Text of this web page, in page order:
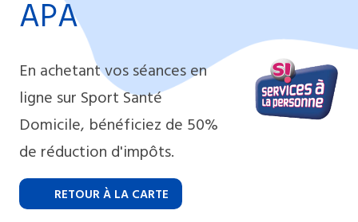
APA
En achetant vos séances en
ligne sur Sport Santé
Domicile, bénéficiez de 50%
de réduction d'impôts.
RETOUR À LA CARTE